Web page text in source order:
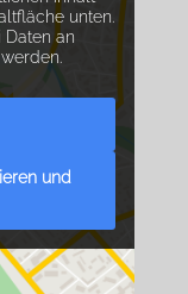
unten.
Daten an
und